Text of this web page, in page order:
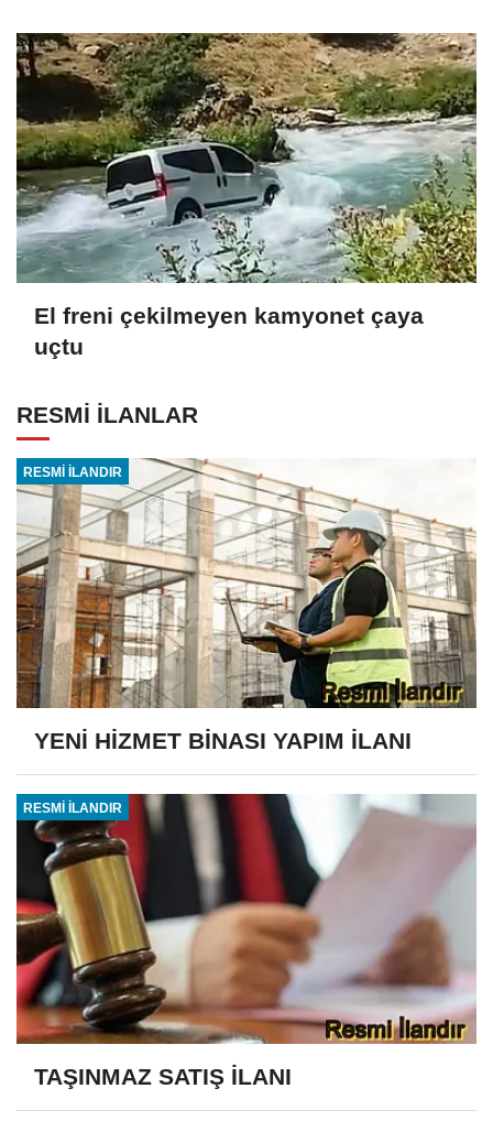
El freni çekilmeyen kamyonet çaya
uçtu
RESMİ İLANLAR
RESMİ İLANDIR
YENİ HİZMET BİNASI YAPIM İLANI
RESMİ İLANDIR
TAŞINMAZ SATIŞ İLANI